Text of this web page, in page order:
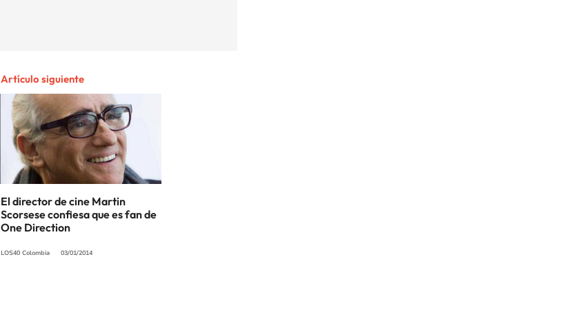
Artículo siguiente
El director de cine Martin
Scorsese confiesa que es fan de
One Direction
LOS40 Colombia 03/01/2014